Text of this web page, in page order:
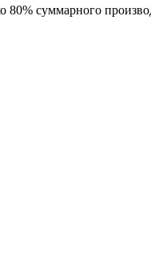
суммарного